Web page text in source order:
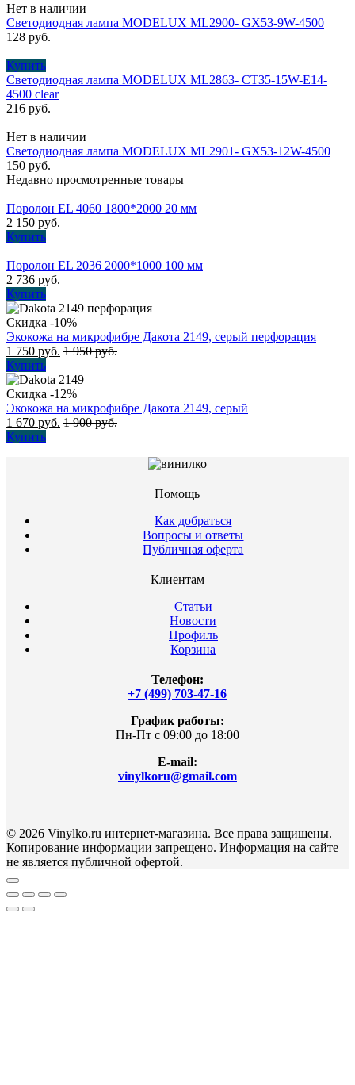
Нет в наличии
Светодиодная лампа MODELUX ML2900- GX53-9W-4500
128 руб.
Купить
Светодиодная лампа MODELUX ML2863- СТ35-15W-Е14-
4500 clear
216 руб.
Нет в наличии
Светодиодная лампа MODELUX ML2901- GX53-12W-4500
150 руб.
Недавно просмотренные товары
Поролон EL 4060 1800*2000 20 мм
2 150 руб.
Купить
Поролон EL 2036 2000*1000 100 мм
2 736 руб.
Купить
Скидка -10%
Экокожа на микрофибре Дакота 2149, серый перфорация
1 750 руб. 1 950руб.
Купить
Скидка -12%
Экокожа на микрофибре Дакота 2149, серый
1 670 руб. 1 900руб.
Купить
Помощь
Как добраться
Вопросы и ответы
Публичная оферта
Клиентам
Статьи
Новости
Профиль
Корзина
Телефон:
+7 (499) 703-47-16
График работы:
Пн-Пт с 09:00 до 18:00
E-mail:
vinylkoru@gmail.com
© 2026 Vinylko.ru интернет-магазина. Все права защищены.
Копирование информации запрещено. Информация на сайте
не является публичной офертой.